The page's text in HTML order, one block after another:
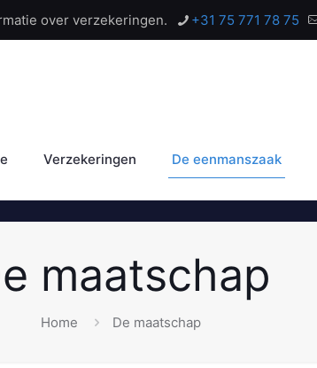
over verzekeringen. +31 75 771 78 75
Verzekeringen De eenmanszaak
maatschap
Home De maatschap